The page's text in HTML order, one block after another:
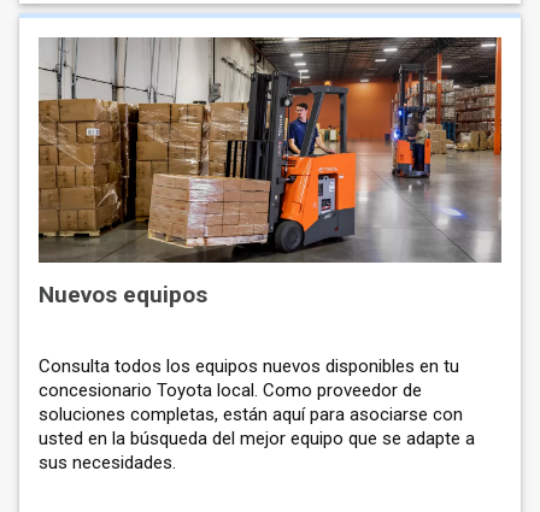
Nuevos equipos
Consulta todos los equipos nuevos disponibles en tu
concesionario Toyota local. Como proveedor de
soluciones completas, están aquí para asociarse con
usted en la búsqueda del mejor equipo que se adapte a
sus necesidades.